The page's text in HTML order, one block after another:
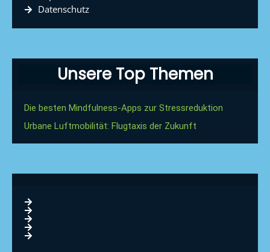
Datenschutz
Unsere Top Themen
Die besten Mindfulness-Apps zur Stressreduktion
Urbane Luftmobilität: Flugtaxis der Zukunft